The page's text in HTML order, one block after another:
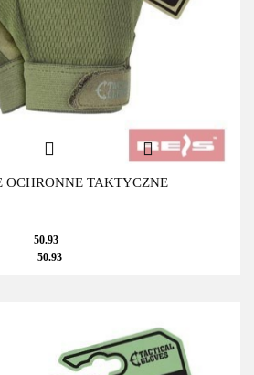
OCHRONNE TAKTYCZNE
50.93
50.93